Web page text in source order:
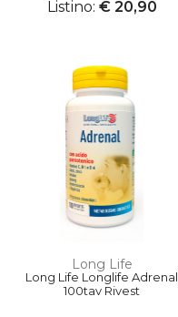
Listino: € 20,90
Long Life
Long Life Longlife Adrenal
100tav Rivest